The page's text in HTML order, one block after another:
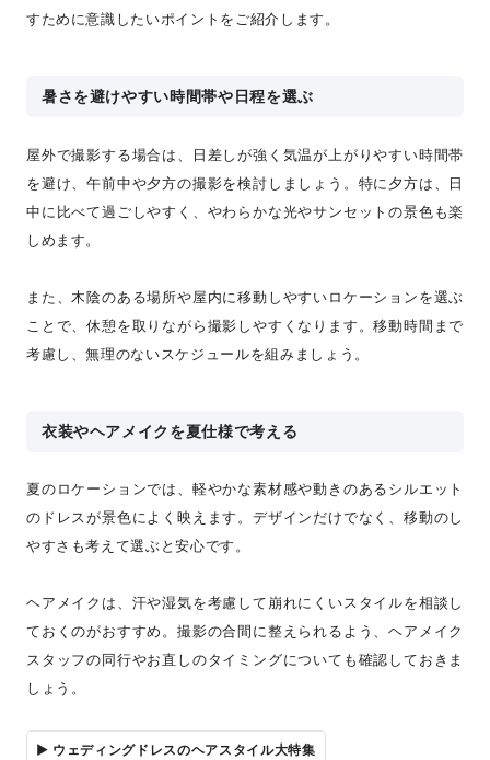
すために意識したいポイントをご紹介します。
暑さを避けやすい時間帯や日程を選ぶ
屋外で撮影する場合は、日差しが強く気温が上がりやすい時間帯
を避け、午前中や夕方の撮影を検討しましょう。特に夕方は、日
中に比べて過ごしやすく、やわらかな光やサンセットの景色も楽
しめます。
また、木陰のある場所や屋内に移動しやすいロケーションを選ぶ
ことで、休憩を取りながら撮影しやすくなります。移動時間まで
考慮し、無理のないスケジュールを組みましょう。
衣装やヘアメイクを夏仕様で考える
夏のロケーションでは、軽やかな素材感や動きのあるシルエット
のドレスが景色によく映えます。デザインだけでなく、移動のし
やすさも考えて選ぶと安心です。
ヘアメイクは、汗や湿気を考慮して崩れにくいスタイルを相談し
ておくのがおすすめ。撮影の合間に整えられるよう、ヘアメイク
スタッフの同行やお直しのタイミングについても確認しておきま
しょう。
▶︎ ウェディングドレスのヘアスタイル大特集